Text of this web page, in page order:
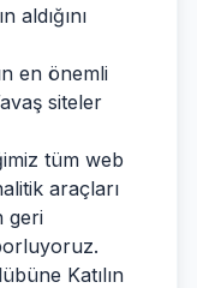
aldığını
en önemli
siteler
tüm web
araçları
geri
Katılın